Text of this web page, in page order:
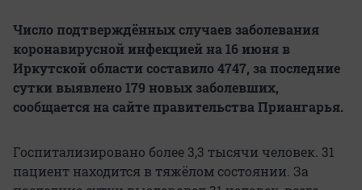
Число подтверждённых случаев заболевания
коронавирусной инфекцией на 16 июня в
Иркутской области составило 4747, за последние
сутки выявлено 179 новых заболевших,
сообщается на сайте правительства Приангарья.
Госпитализировано более 3,3 тысячи человек. 31
пациент находится в тяжёлом состоянии. За